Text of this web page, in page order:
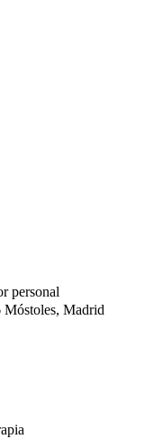
personal
Móstoles, Madrid